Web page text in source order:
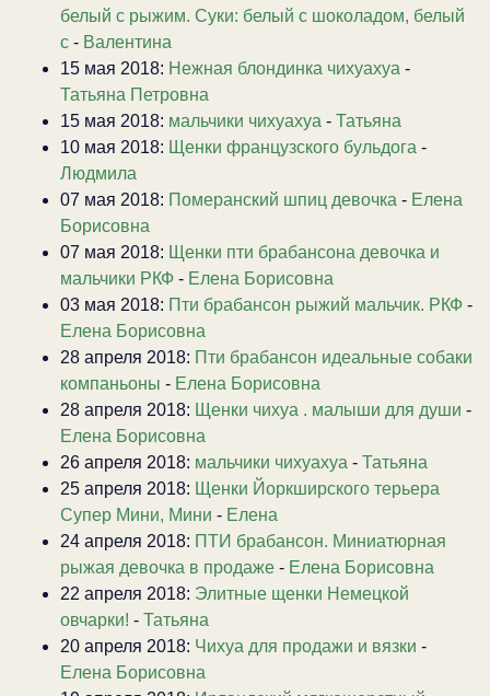
белый с рыжим. Суки: белый с шоколадом, белый
с - Валентина
15 мая 2018: Нежная блондинка чихуахуа -
Татьяна Петровна
15 мая 2018: мальчики чихуахуа - Татьяна
10 мая 2018: Щенки французского бульдога -
Людмила
07 мая 2018: Померанский шпиц девочка - Елена
Борисовна
07 мая 2018: Щенки пти брабансона девочка и
мальчики РКФ - Елена Борисовна
03 мая 2018: Пти брабансон рыжий мальчик. РКФ -
Елена Борисовна
28 апреля 2018: Пти брабансон идеальные собаки
компаньоны - Елена Борисовна
28 апреля 2018: Щенки чихуа . малыши для души -
Елена Борисовна
26 апреля 2018: мальчики чихуахуа - Татьяна
25 апреля 2018: Щенки Йоркширского терьера
Супер Мини, Мини - Елена
24 апреля 2018: ПТИ брабансон. Миниатюрная
рыжая девочка в продаже - Елена Борисовна
22 апреля 2018: Элитные щенки Немецкой
овчарки! - Татьяна
20 апреля 2018: Чихуа для продажи и вязки -
Елена Борисовна